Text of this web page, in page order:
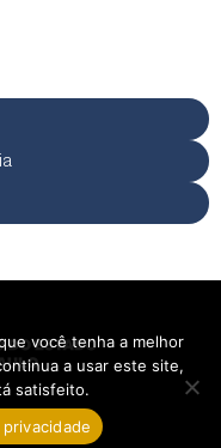
de Uso
você tenha a melhor
a usar este site,
satisfeito.